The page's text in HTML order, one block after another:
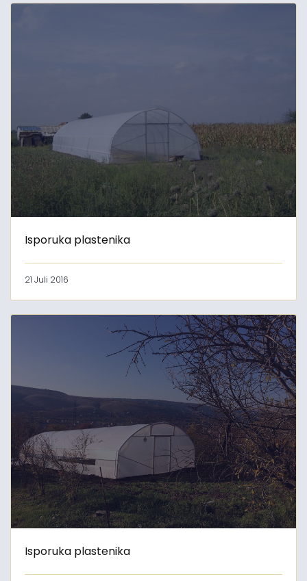
Isporuka plastenika
21 Juli 2016
Isporuka plastenika